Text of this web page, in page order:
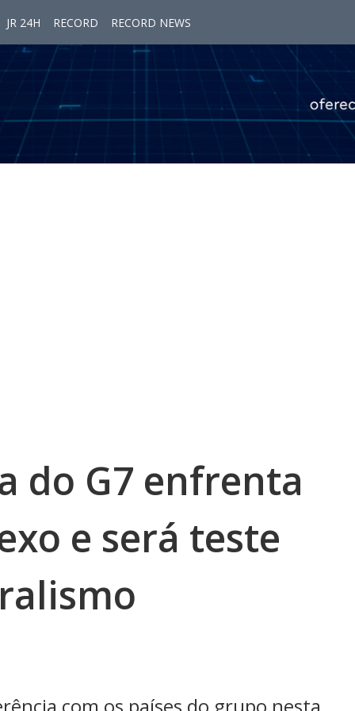
JR 24H RECORD RECORD NEWS
do G7 enfrenta
e será teste